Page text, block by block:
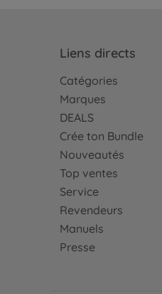
Liens directs
Catégories
Marques
DEALS
Crée ton Bundle
Nouveautés
Top ventes
Service
Revendeurs
Manuels
Presse